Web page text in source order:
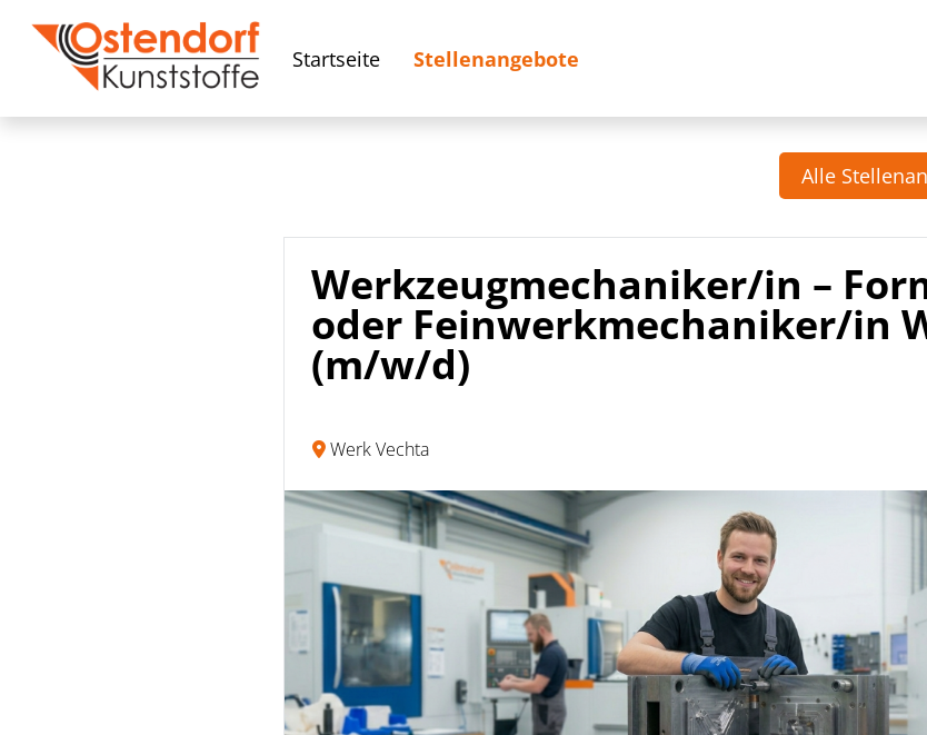
Startseite Stellenangebote
Alle
Werkzeugmechaniker/in –
oder Feinwerkmechaniker/in
(m/w/d)
Werk Vechta